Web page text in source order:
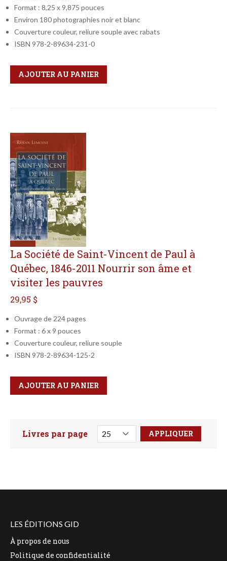
Format : 8,25 x 9,875 pouces
Environ 180 photographies noir et blanc
Couverture couleur, reliure souple avec rabats
ISBN 978-2-89634-231-0
Qté
Format
AJOUTER AU PANIER
La Société de Saint-Vincent de Paul à
Québec, 1846-2011 Nourrir son âme et
visiter les pauvres
29,95 $
Ouvrage de 224 pages
Format : 6 x 9 pouces
Couverture couleur, reliure souple
ISBN 978-2-89634-125-2
Qté
Format
AJOUTER AU PANIER
Faites votre recherche ici
Livres par page
LES ÉDITIONS GID
À propos de nous
Politique de confidentialité